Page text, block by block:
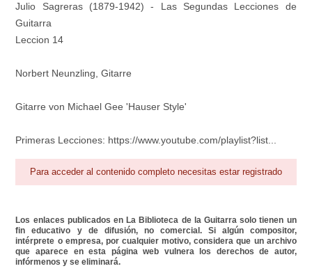
Área personal Reproductor
Julio Sagreras (1879-1942) - Las Segundas Lecciones de
Guitarra
Leccion 14
Norbert Neunzling, Gitarre
Gitarre von Michael Gee 'Hauser Style'
Primeras Lecciones: https://www.youtube.com/playlist?list...
Para acceder al contenido completo necesitas estar registrado
Los enlaces publicados en La Biblioteca de la Guitarra solo tienen un
fin educativo y de difusión, no comercial. Si algún compositor,
intérprete o empresa, por cualquier motivo, considera que un archivo
que aparece en esta página web vulnera los derechos de autor,
infórmenos y se eliminará.